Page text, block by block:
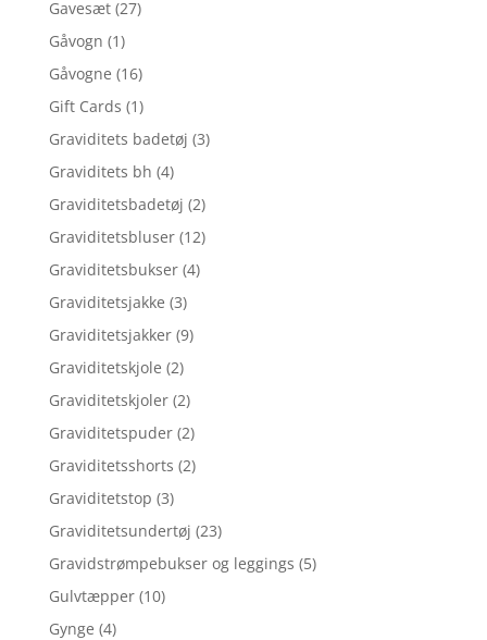
Gavesæt (27)
Gåvogn (1)
Gåvogne (16)
Gift Cards (1)
Graviditets badetøj (3)
Graviditets bh (4)
Graviditetsbadetøj (2)
Graviditetsbluser (12)
Graviditetsbukser (4)
Graviditetsjakke (3)
Graviditetsjakker (9)
Graviditetskjole (2)
Graviditetskjoler (2)
Graviditetspuder (2)
Graviditetsshorts (2)
Graviditetstop (3)
Graviditetsundertøj (23)
Gravidstrømpebukser og leggings (5)
Gulvtæpper (10)
Gynge (4)